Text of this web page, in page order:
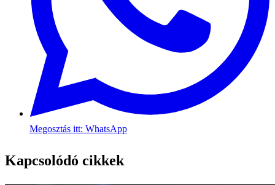
Megosztás itt: WhatsApp
Kapcsolódó cikkek